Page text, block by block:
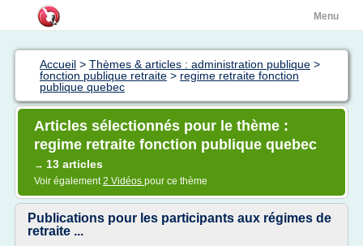
Menu
Accueil > Thèmes & articles : administration publique >
fonction publique retraite > regime retraite fonction
publique quebec
Articles sélectionnés pour le thème :
regime retraite fonction publique quebec
→ 13 articles
Voir également2 Vidéos pour ce thème
Publications pour les participants aux régimes de
retraite ...